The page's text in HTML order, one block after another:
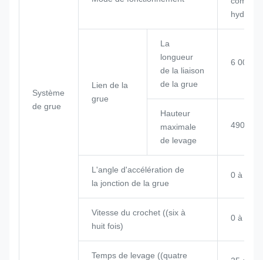
Système
de grue
Lien de la
grue
La
longueur
de la liaison
de la grue
6 000
Hauteur
maximale
de levage
4909
L'angle d'accélération de
la jonction de la grue
0 à 85°
Vitesse du crochet ((six à
huit fois)
0 à
Temps de levage ((quatre